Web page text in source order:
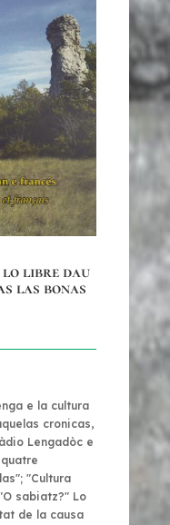
lo libre dau
las bonas
e la cultura
cronicas,
Lengadòc e
"Cultura
sabiatz?" Lo
de la causa